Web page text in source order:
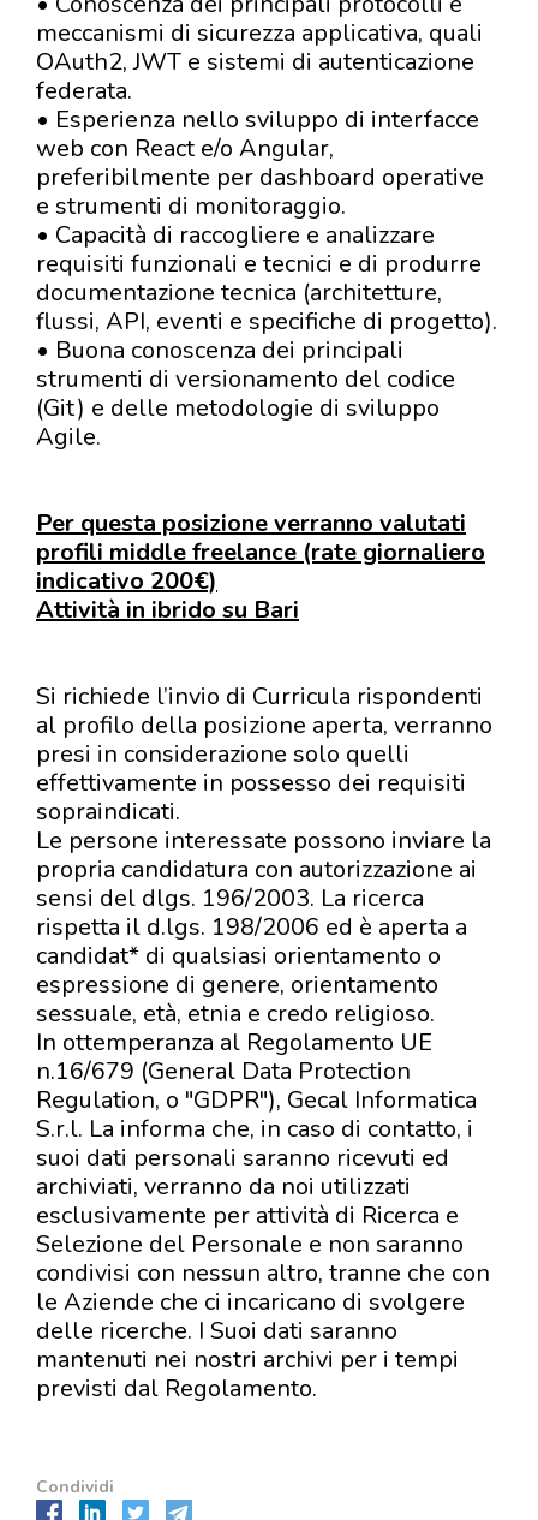
meccanismi di sicurezza applicativa, quali
OAuth2, JWT e sistemi di autenticazione
federata.
• Esperienza nello sviluppo di interfacce
web con React e/o Angular,
preferibilmente per dashboard operative
e strumenti di monitoraggio.
• Capacità di raccogliere e analizzare
requisiti funzionali e tecnici e di produrre
documentazione tecnica (architetture,
flussi, API, eventi e specifiche di progetto).
• Buona conoscenza dei principali
strumenti di versionamento del codice
(Git) e delle metodologie di sviluppo
Agile.
Per questa posizione verranno valutati
profili middle freelance (rate giornaliero
indicativo 200€)
Attività in ibrido su Bari
Si richiede l’invio di Curricula rispondenti
al profilo della posizione aperta, verranno
presi in considerazione solo quelli
effettivamente in possesso dei requisiti
sopraindicati.
Le persone interessate possono inviare la
propria candidatura con autorizzazione ai
sensi del dlgs. 196/2003. La ricerca
rispetta il d.lgs. 198/2006 ed è aperta a
candidat* di qualsiasi orientamento o
espressione di genere, orientamento
sessuale, età, etnia e credo religioso.
In ottemperanza al Regolamento UE
n.16/679 (General Data Protection
Regulation, o "GDPR"), Gecal Informatica
S.r.l. La informa che, in caso di contatto, i
suoi dati personali saranno ricevuti ed
archiviati, verranno da noi utilizzati
esclusivamente per attività di Ricerca e
Selezione del Personale e non saranno
condivisi con nessun altro, tranne che con
le Aziende che ci incaricano di svolgere
delle ricerche. I Suoi dati saranno
mantenuti nei nostri archivi per i tempi
previsti dal Regolamento.
Condividi